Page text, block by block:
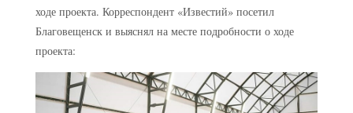
ходе проекта. Корреспондент «Известий» посетил
Благовещенск и выяснял на месте подробности о ходе
проекта: